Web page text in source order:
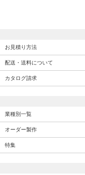
お見積り方法
配送・送料について
カタログ請求
業種別一覧
オーダー製作
特集